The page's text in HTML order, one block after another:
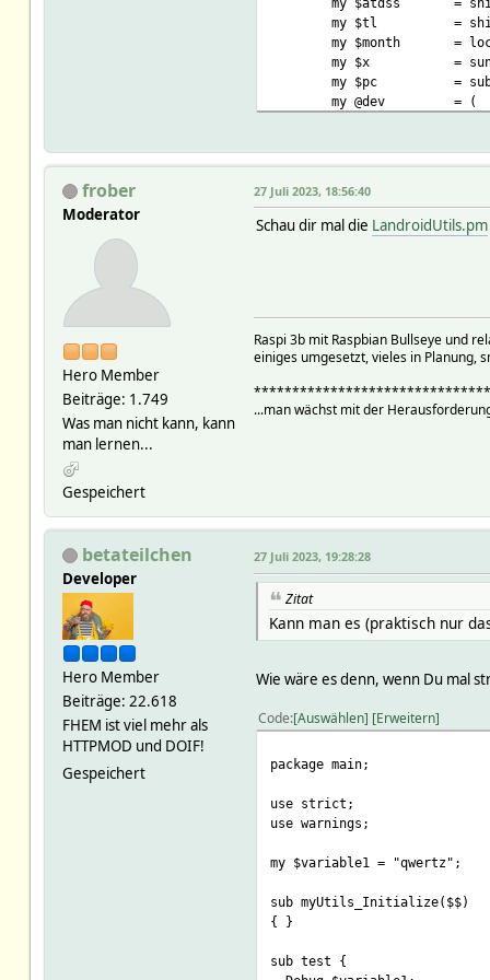
my $tl
=
my $month
=
my $x
=
my $pc
=
my @dev
= (
my $d
=
my $do
=
}
my $month
=
my $x
=
$x
my $pc
=
my $d
=
}
my $self
frober
Moderator
Hero Member
Beiträge: 1.749
Was man nicht kann, kann
man lernen...
Gespeichert
27 Juli 2023, 18:56:40
Schau dir mal die LandroidUtils.pm
Raspi 3b mit Raspbian Bullseye und
einiges umgesetzt, vieles in Planung,
...man wächst mit der
betateilchen
Developer
Hero Member
Beiträge: 22.618
FHEM ist viel mehr als
HTTPMOD und DOIF!
Gespeichert
27 Juli 2023, 19:28:28
Zitat
Kann man es (praktisch nur
Wie wäre es denn, wenn Du mal
Code Auswählen Erweitern
package main;
use strict;
use warnings;
my $variable1 = "qwertz";
sub myUtils_Initialize($$)
{ }
sub test {